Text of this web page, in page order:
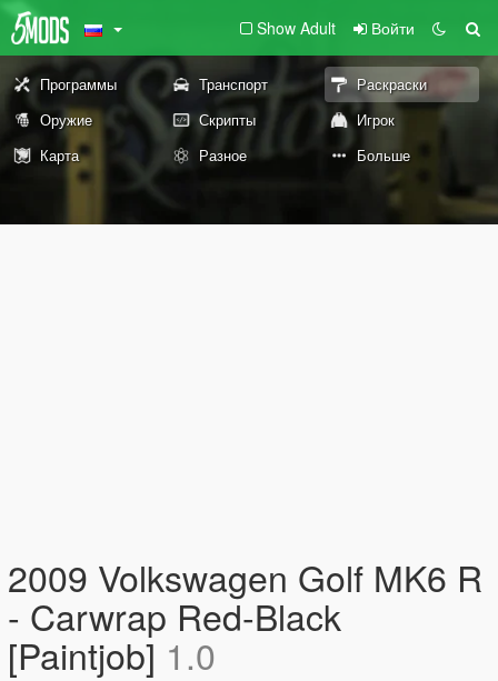
Show Adult Войти
Программы Транспорт
Раскраски
Оружие
Скрипты
Игрок
Карта
Разное Больше
2009 Volkswagen Golf MK6 R
- Carwrap Red-Black
[Paintjob] 1.0